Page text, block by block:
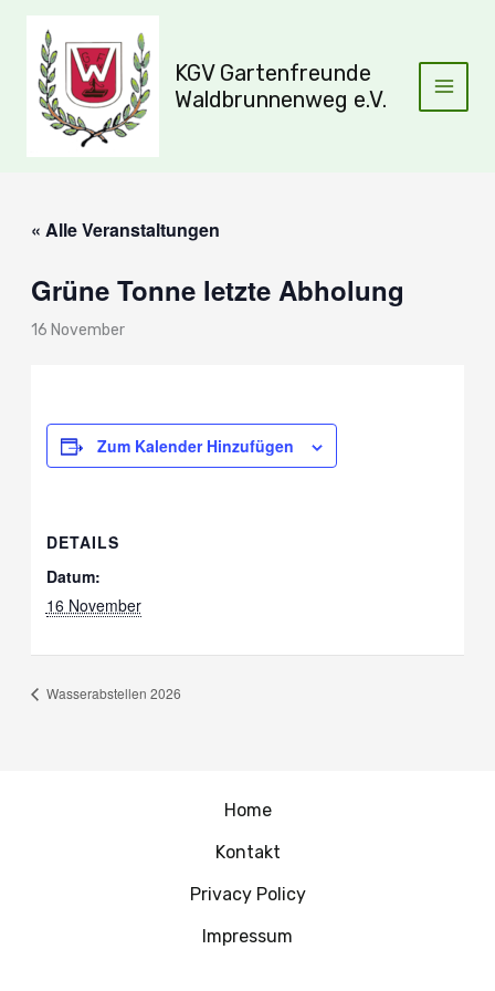
springen
KGV Gartenfreunde
Waldbrunnenweg e.V.
« Alle Veranstaltungen
Grüne Tonne letzte Abholung
16 November
Zum Kalender Hinzufügen
DETAILS
Datum:
16 November
Wasserabstellen 2026
Home
Kontakt
Privacy Policy
Impressum